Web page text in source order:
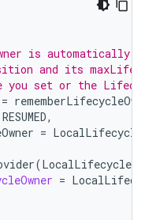
is automatically
and its
you set or the
=
RESUMED,
=
(
=